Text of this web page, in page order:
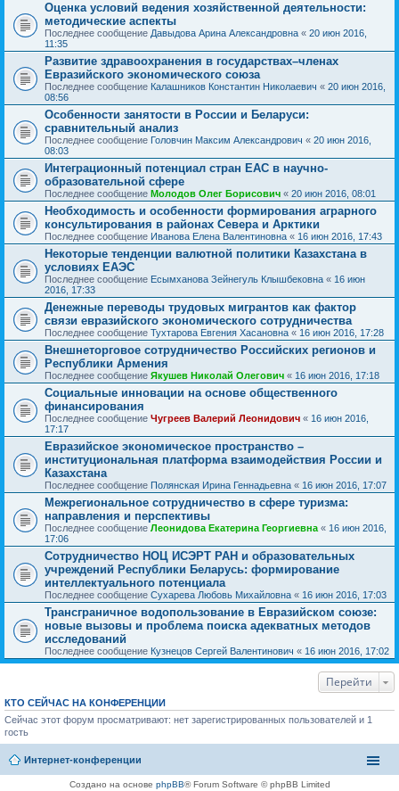
Оценка условий ведения хозяйственной деятельности:
методические аспекты
Последнее сообщение Давыдова Арина Александровна « 20 июн 2016,
11:35
Развитие здравоохранения в государствах–членах
Евразийского экономического союза
Последнее сообщение Калашников Константин Николаевич « 20 июн 2016,
08:56
Особенности занятости в России и Беларуси:
сравнительный анализ
Последнее сообщение Головчин Максим Александрович « 20 июн 2016,
08:03
Интеграционный потенциал стран ЕАС в научно-
образовательной сфере
Последнее сообщение Молодов Олег Борисович « 20 июн 2016, 08:01
Необходимость и особенности формирования аграрного
консультирования в районах Севера и Арктики
Последнее сообщение Иванова Елена Валентиновна « 16 июн 2016, 17:43
Некоторые тенденции валютной политики Казахстана в
условиях ЕАЭС
Последнее сообщение Есымханова Зейнегуль Клышбековна « 16 июн
2016, 17:33
Денежные переводы трудовых мигрантов как фактор
связи евразийского экономического сотрудничества
Последнее сообщение Тухтарова Евгения Хасановна « 16 июн 2016, 17:28
Внешнеторговое сотрудничество Российских регионов и
Республики Армения
Последнее сообщение Якушев Николай Олегович « 16 июн 2016, 17:18
Социальные инновации на основе общественного
финансирования
Последнее сообщение Чугреев Валерий Леонидович « 16 июн 2016,
17:17
Евразийское экономическое пространство –
институциональная платформа взаимодействия России и
Казахстана
Последнее сообщение Полянская Ирина Геннадьевна « 16 июн 2016, 17:07
Межрегиональное сотрудничество в сфере туризма:
направления и перспективы
Последнее сообщение Леонидова Екатерина Георгиевна « 16 июн 2016,
17:06
Сотрудничество НОЦ ИСЭРТ РАН и образовательных
учреждений Республики Беларусь: формирование
интеллектуального потенциала
Последнее сообщение Сухарева Любовь Михайловна « 16 июн 2016, 17:03
Трансграничное водопользование в Евразийском союзе:
новые вызовы и проблема поиска адекватных методов
исследований
Последнее сообщение Кузнецов Сергей Валентинович « 16 июн 2016, 17:02
Перейти
КТО СЕЙЧАС НА КОНФЕРЕНЦИИ
Сейчас этот форум просматривают: нет зарегистрированных пользователей и 1
гость
Интернет-конференции
Создано на основе phpBB® Forum Software © phpBB Limited